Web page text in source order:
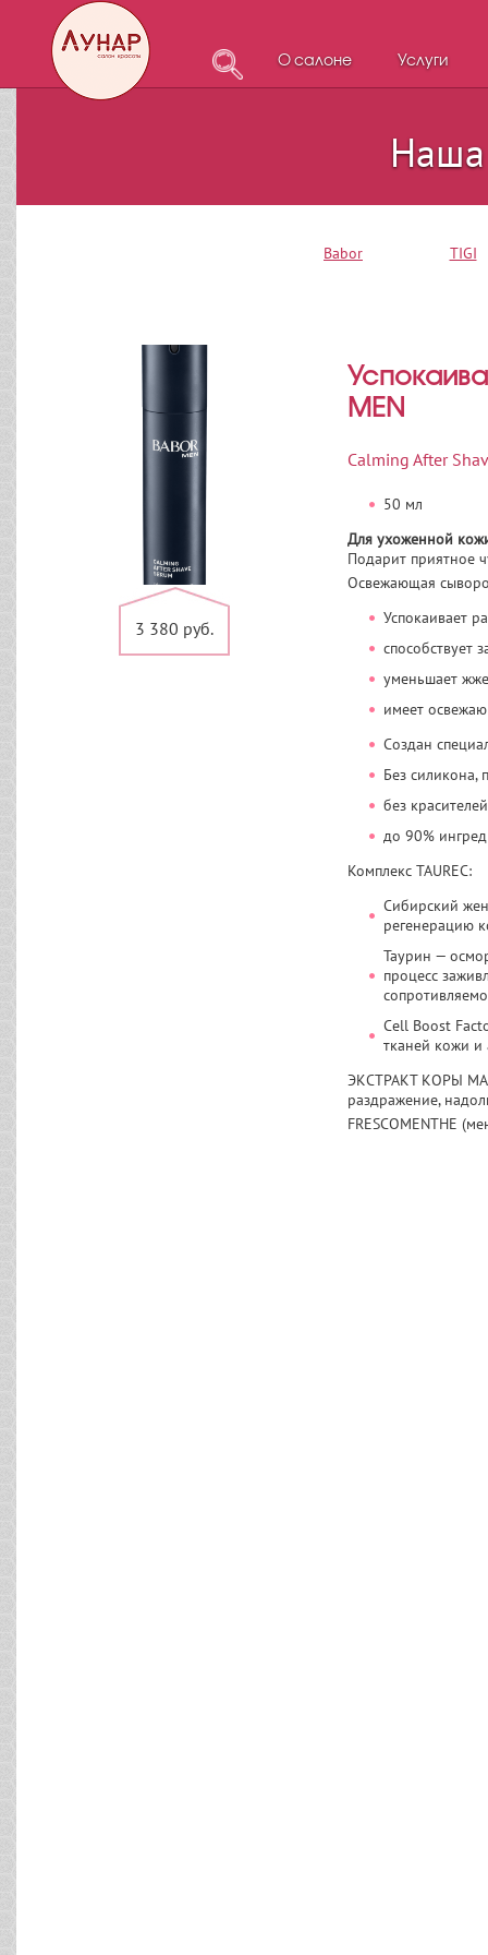
О салоне Услуги
Наша
Babor TIGI
3 380 руб.
MEN
Calming After
50 мл
Для ухоженной
Подарит приятное
Освежающая
Успокаивает
способствует
уменьшает
имеет
Создан
Без силикона,
без
до 90%
Комплекс TAUREC:
Сибирский
регенерацию
Таурин —
процесс
Cell Boost
тканей кожи и
ЭКСТРАКТ КОРЫ
раздражение,
FRESCOMENTHE